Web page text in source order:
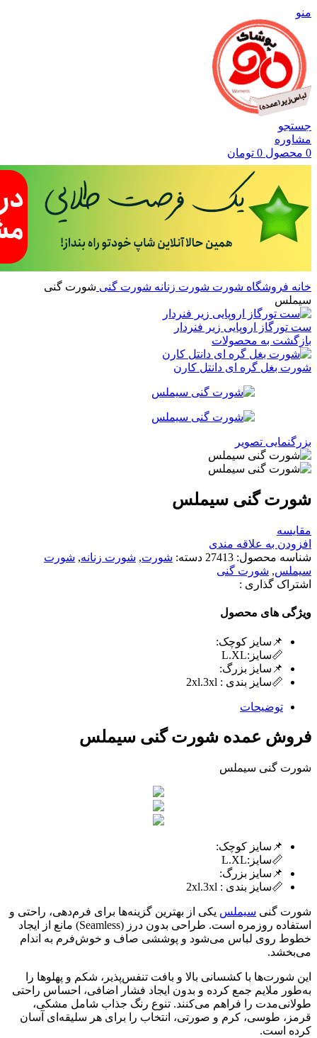
منو
جستجو
مشاوره
0 محصول 0 تومان
خانه فروشگاه شورت شورت زنانه شورت گنی شورت گنی
سیملس
ست تورگاز اروپایی زیر فنردار
بازگشت به محصولات
شورت بغل گره ای دانتل کارن
بزرگنمایی تصویر
شورت گنی سیملس
مقایسه
افزودن به علاقه مندی
شناسه محصول: 27413 دسته: شورت, شورت زنانه, شورت
سیملس, شورت گنی
اشتراک گذاری :
ویژگی های محصول
📌سایز کوچک:
📏سایز:L.XL
📌سایز بزرگ:
📏سایز بندی : 2xl.3xl
توضیحات
فروش عمده شورت گنی سیملس
شورت گنی سیملس
📌سایز کوچک:
📏سایز:L.XL
📌سایز بزرگ:
📏سایز بندی : 2xl.3xl
شورت گنی سیملس یکی از بهترین گزینه‌ها برای فرم‌دهی، راحتی و
استفاده روزمره است. طراحی بدون درز (Seamless) مانع از ایجاد
خطوط روی لباس می‌شود و پوششی صاف و خوش‌فرم به اندام
می‌بخشد.
این شورت‌ها با کشسانی بالا و بافت تنفس‌پذیر، شکم و پهلوها را
به‌طور ملایم جمع کرده و بدون ایجاد فشار اضافی، احساس راحتی
طولانی‌مدت را فراهم می‌کنند. تنوع رنگ جذاب شامل مشکی،
قرمز، طوسی، کرم و صورتی، انتخاب را برای هر سلیقه‌ای آسان
کرده است.